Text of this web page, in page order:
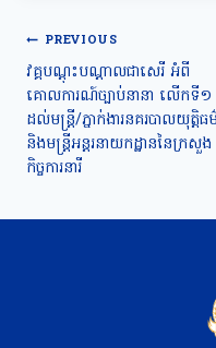
Post
navigation
PREVIOUS
វគ្គបណ្តុះបណ្តាលជាសេរី អំពី
គោលការណ៍ច្បាប់នានា លើកទី១
ដល់មន្រ្តី/ភ្នាក់ងារនគរបាលយុត្តិធ
និងមន្រ្តីអន្តរនាយកដ្ឋាននៃក្រសួង
កិច្ចការនារី